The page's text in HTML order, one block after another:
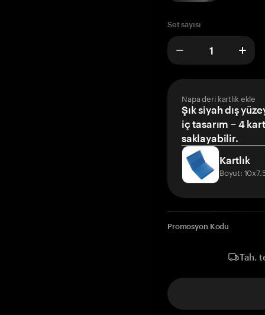
Set sayısı
Napa deri kartlık ekle
Şık siyah dış
iç tasarım – 4
saklayabilir.
Kartlık
Boyut:
Promosyon Kodu
Tah.